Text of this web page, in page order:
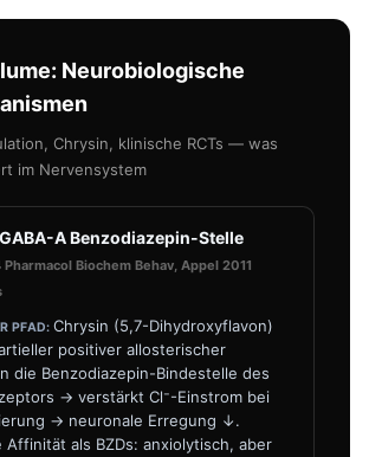
Neurobiologische
Chrysin, klinische RCTs — was
im Nervensystem
A Benzodiazepin-Stelle
Pharmacol Biochem Behav, Appel 2011
Chrysin (5,7-Dihydroxyflavon)
positiver allosterischer
die Benzodiazepin-Bindestelle des
→ verstärkt Cl⁻-Einstrom bei
→ neuronale Erregung ↓.
Affinität als BZDs: anxiolytisch, aber